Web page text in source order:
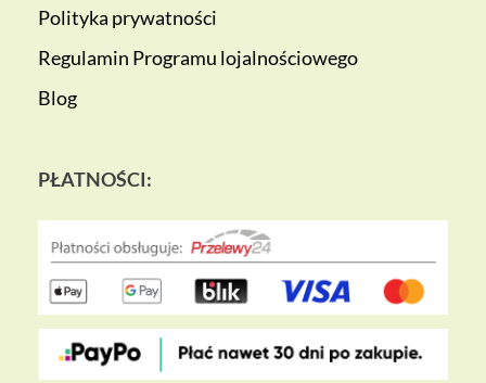
Polityka prywatności
Regulamin Programu lojalnościowego
Blog
PŁATNOŚCI: